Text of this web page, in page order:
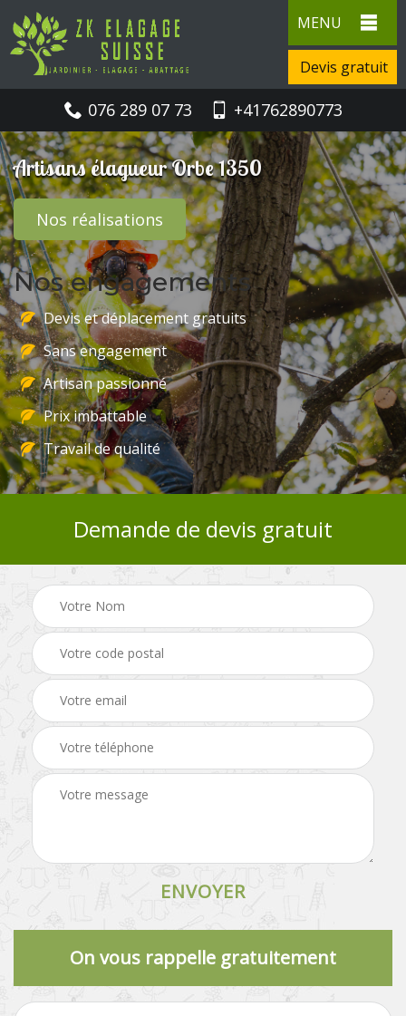
MENU
Devis gratuit
076 289 07 73 +41762890773
Artisans élagueur Orbe 1350
Nos réalisations
Nos engagements
Devis et déplacement gratuits
Sans engagement
Artisan passionné
Prix imbattable
Travail de qualité
Demande de devis gratuit
On vous rappelle gratuitement